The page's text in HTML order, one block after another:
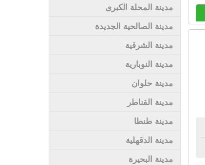
مدينة المحلة الكبرى
مدينة الصالحية الجديدة
مدينة الشرقية
مدينة النوبارية
مدينة حلوان
مدينة القناطر
مدينة طنطا
مدينة الدقهلية
مدينة البحيرة